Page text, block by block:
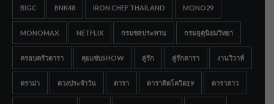
BIGC BNK48 IRON CHEF THAILAND MONO29
MONOMAX NETFLIX กรมชลประทาน กรมอุตุนิยมวิทยา
ครอบครัวดารา คุยแซ่บSHOW คู่รัก คู่รักดารา งานวิวาห์
ดราม่า ดวงประจำวัน ดารา ดาราติดโควิด19 ดาราสาว